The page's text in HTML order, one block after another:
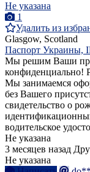
Не указана
1
Удалить из
Glasgow, Scotland
Паспорт Украины,
Мы решим Ваши
конфиденциально!
Мы занимаемся
без Вашего
свидетельство о
водительское
Не указана
3 месяцев назад
Не указана